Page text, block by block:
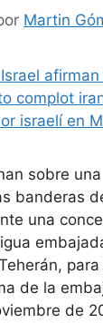
Martin
sobre una
banderas
una
de la
de